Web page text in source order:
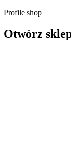
Profile shop
Otwórz